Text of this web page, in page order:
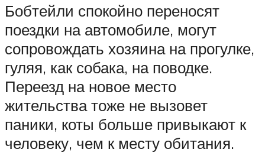
Бобтейли спокойно переносят
поездки на автомобиле, могут
сопровождать хозяина на прогулке,
гуляя, как собака, на поводке.
Переезд на новое место
жительства тоже не вызовет
паники, коты больше привыкают к
человеку, чем к месту обитания.